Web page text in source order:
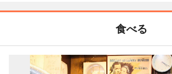
食べる